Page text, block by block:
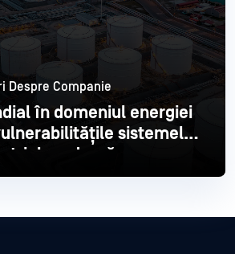
Despre Companie
în domeniul energiei
sistemelor
modernă